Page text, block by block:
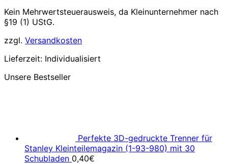
Kein Mehrwertsteuerausweis, da Kleinunternehmer nach
§19 (1) UStG.
zzgl. Versandkosten
Lieferzeit: Individualisiert
Unsere Bestseller
Perfekte 3D-gedruckte Trenner für
Stanley Kleinteilemagazin (1-93-980) mit 30
Schubladen 0,40€